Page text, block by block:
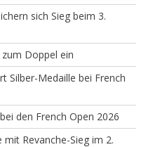
sich Sieg beim 3.
Doppel ein
Silber-Medaille bei French
den French Open 2026
mit Revanche-Sieg im 2.